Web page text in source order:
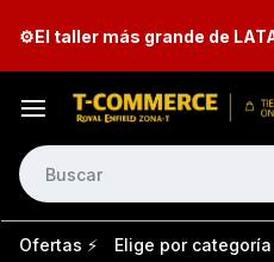
⚙️El taller más grande de
Ofertas ⚡ Elige por categoría